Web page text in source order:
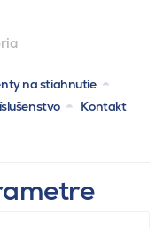
na stiahnutie
Kontakt